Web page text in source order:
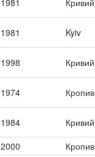
1981 Кривий
1981 Kyiv
1998 Кривий
1974
1984
Кривий
2000